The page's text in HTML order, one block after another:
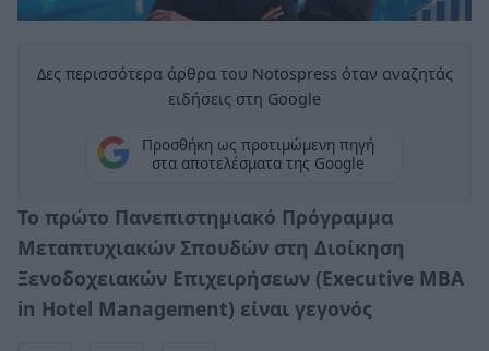
Δες περισσότερα άρθρα του Notospress όταν αναζητάς
ειδήσεις στη Google
Προσθήκη ως προτιμώμενη πηγή
στα αποτελέσματα της Google
Το πρώτο Πανεπιστημιακό Πρόγραμμα
Μεταπτυχιακών Σπουδών στη Διοίκηση
Ξενοδοχειακών Επιχειρήσεων (Executive MBA
in Hotel Management) είναι γεγονός